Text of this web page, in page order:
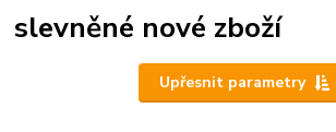
slevněné nové zboží
Upřesnit parametry